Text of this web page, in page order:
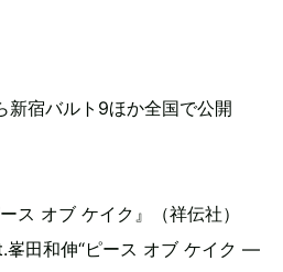
新宿バルト9ほか全国で公開
ス オブ ケイク』（祥伝社）
峯田和伸“ピース オブ ケイク ―